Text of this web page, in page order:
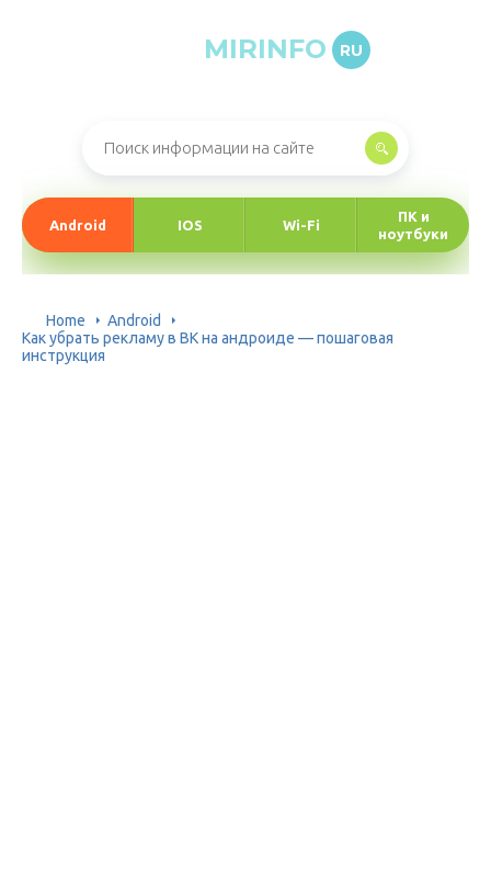
MIRINFO RU
Android IOS Wi-Fi
ПК и
ноутбуки
Home
Android
Как убрать рекламу в ВК на андроиде — пошаговая
инструкция